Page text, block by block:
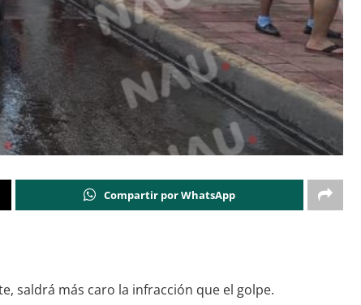
Compartir por WhatsApp
saldrá más caro la infracción que el golpe.